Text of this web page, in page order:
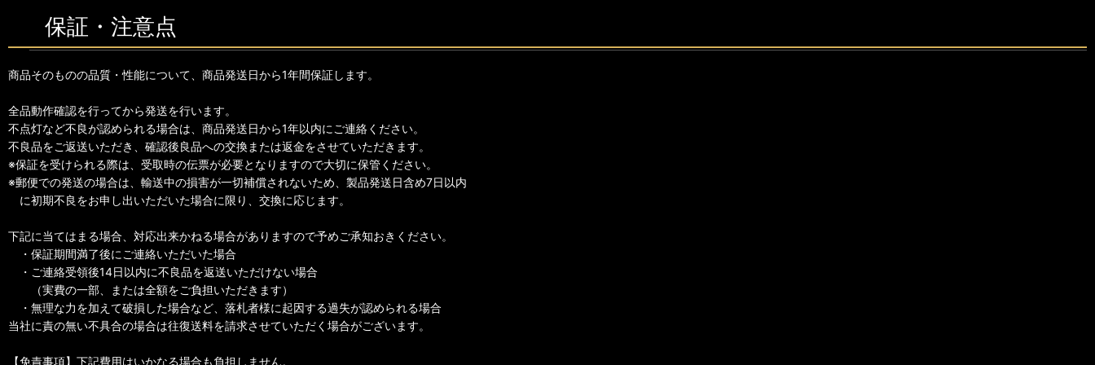
保証・注意点
商品そのものの品質・性能について、商品発送日から1年間保証します。
全品動作確認を行ってから発送を行います。
不点灯など不良が認められる場合は、商品発送日から1年以内にご連絡ください。
不良品をご返送いただき、確認後良品への交換または返金をさせていただきます。
※保証を受けられる際は、受取時の伝票が必要となりますので大切に保管ください。
※郵便での発送の場合は、輸送中の損害が一切補償されないため、製品発送日含め7日以内
に初期不良をお申し出いただいた場合に限り、交換に応じます。
下記に当てはまる場合、対応出来かねる場合がありますので予めご承知おきください。
・保証期間満了後にご連絡いただいた場合
・ご連絡受領後14日以内に不良品を返送いただけない場合
（実費の一部、または全額をご負担いただきます）
・無理な力を加えて破損した場合など、落札者様に起因する過失が認められる場合
当社に責の無い不具合の場合は往復送料を請求させていただく場合がございます。
【免責事項】下記費用はいかなる場合も負担しません。